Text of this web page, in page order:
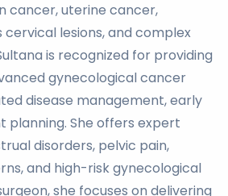
cancer, uterine cancer,
lesions, and complex
is recognized for providing
gynecological cancer
disease management, early
She offers expert
disorders, pelvic pain,
and high-risk gynecological
she focuses on delivering